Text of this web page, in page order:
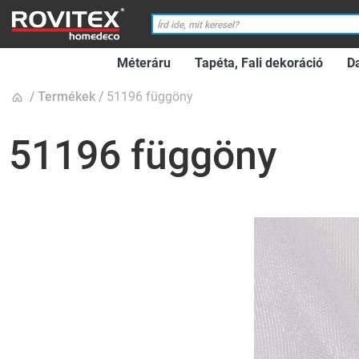
Méteráru Tapéta, Fali dekoráció
Termékek 51196 függöny
51196 függöny
Ugrás
végére